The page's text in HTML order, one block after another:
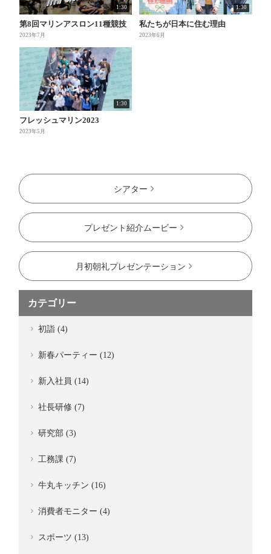
1:30
第8回マリンアスロン11種競技
2023年7月
1:30
私たちが日本に住む理由
2023年6月
1:30
フレッシュマリン2023
2023年5月
シアター
プレゼント紹介ムービー
月初朝礼プレゼンテーション
カテゴリー
初詣 (4)
新春パーティー (12)
新入社員 (14)
社長研修 (7)
研究部 (3)
工務課 (7)
牛丸キッチン (16)
消費者モニター (4)
スポーツ (13)